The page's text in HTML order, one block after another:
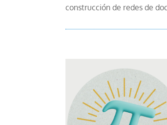
construcción de redes de